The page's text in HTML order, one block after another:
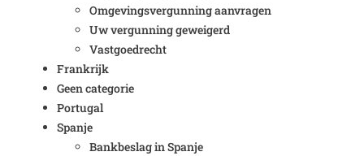
Omgevingsvergunning aanvragen
Uw vergunning geweigerd
Vastgoedrecht
Frankrijk
Geen categorie
Portugal
Spanje
Bankbeslag in Spanje